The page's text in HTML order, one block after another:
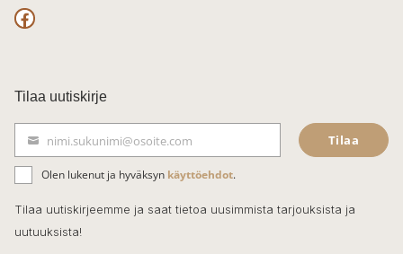
F
c
e
b
o
o
k
Tilaa uutiskirje
ä
h
k
nimi.sukunimi@osoite.com Tilaa
Olen lukenut ja hyväksyn käyttöehdot.
Tilaa uutiskirjeemme ja saat tietoa uusimmista tarjouksista ja
uutuuksista!